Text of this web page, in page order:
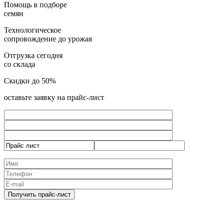
Помощь в подборе
семян
Технологическое
сопровождение до урожая
Отгрузка сегодня
со склада
Скидки до 50%
оставьте заявку на прайс-лист